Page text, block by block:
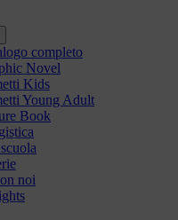
completo
Novel
Kids
Young Adult
Book
noi